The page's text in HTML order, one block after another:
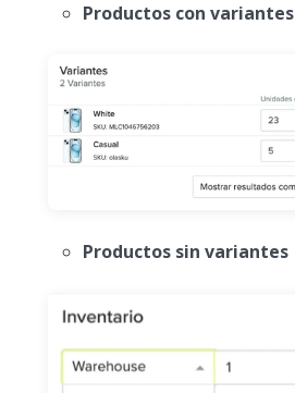
Productos con variantes
Productos sin variantes